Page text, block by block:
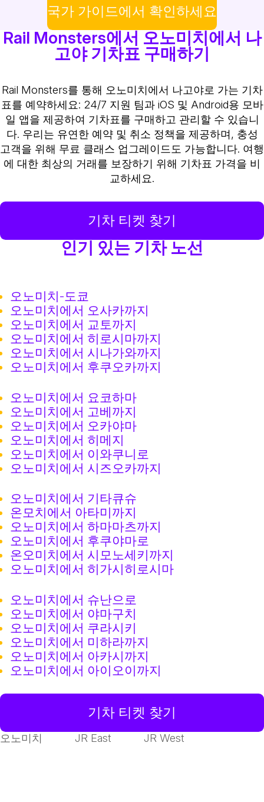
국가 가이드에서 확인하세요
Rail Monsters에서 오노미치에서 나
고야 기차표 구매하기
Rail Monsters를 통해 오노미치에서 나고야로 가는 기차
표를 예약하세요: 24/7 지원 팀과 iOS 및 Android용 모바
일 앱을 제공하여 기차표를 구매하고 관리할 수 있습니
다. 우리는 유연한 예약 및 취소 정책을 제공하며, 충성
고객을 위해 무료 클래스 업그레이드도 가능합니다. 여행
에 대한 최상의 거래를 보장하기 위해 기차표 가격을 비
교하세요.
기차 티켓 찾기
인기 있는 기차 노선
오노미치-도쿄
오노미치에서 오사카까지
오노미치에서 교토까지
오노미치에서 히로시마까지
오노미치에서 시나가와까지
오노미치에서 후쿠오카까지
오노미치에서 요코하마
오노미치에서 고베까지
오노미치에서 오카야마
오노미치에서 히메지
오노미치에서 이와쿠니로
오노미치에서 시즈오카까지
오노미치에서 기타큐슈
온모치에서 아타미까지
오노미치에서 하마마츠까지
오노미치에서 후쿠야마로
온오미치에서 시모노세키까지
오노미치에서 히가시히로시마
오노미치에서 슈난으로
오노미치에서 야마구치
오노미치에서 쿠라시키
오노미치에서 미하라까지
오노미치에서 아카시까지
오노미치에서 아이오이까지
기차 티켓 찾기
오노미치 JR East JR West